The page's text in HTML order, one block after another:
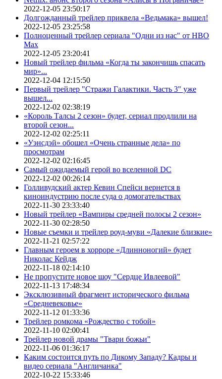
2022-12-05 23:50:17
Долгожданный трейлер приквела «Ведьмака» вышел!
2022-12-05 23:25:58
Полноценный трейлер сериала "Одни из нас" от HBO
Max
2022-12-05 23:20:41
Новый трейлер фильма «Когда ты закончишь спасать
мир»...
2022-12-04 12:15:50
Первый трейлер "Стражи Галактики. Часть 3" уже
вышел...
2022-12-02 02:38:19
«Король Талсы 2 сезон» будет, сериал продлили на
второй сезон...
2022-12-02 02:25:11
«Уэнсдэй» обошел «Очень странные дела» по
просмотрам
2022-12-02 02:16:45
Самый ожидаемый герой во вселенной DC
2022-12-02 00:26:14
Голливудский актер Кевин Спейси вернется в
киноиндустрию после суда о домогательствах
2022-11-30 23:33:40
Новый трейлер «Вампиры средней полосы 2 сезон»
2022-11-30 02:28:50
Новые съемки и трейлер роуд-муви «Далекие близкие»
2022-11-21 02:57:22
Главным героем в хорроре «Длинноногий» будет
Николас Кейдж
2022-11-18 02:14:10
Не пропустите новое шоу "Сердце Ивлеевой"
2022-11-13 17:48:34
Эксклюзивный фрагмент исторического фильма
«Средневековье»
2022-11-12 01:33:36
Трейлер ромкома «Рождество с тобой»
2022-11-10 02:00:41
Трейлер новой драмы "Твари божьи"
2022-11-06 01:36:17
Каким состоится путь по Дикому Западу? Кадры и
видео сериала "Англичанка"
2022-10-22 15:33:46